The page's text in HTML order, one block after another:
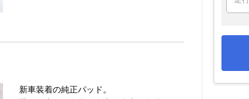
新車装着の純正パッド。